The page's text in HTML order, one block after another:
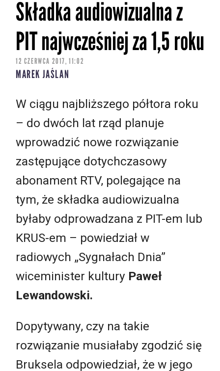
Składka audiowizualna z
PIT najwcześniej za 1,5 roku
12 CZERWCA 2017, 11:02
MAREK JAŚLAN
W ciągu najbliższego półtora roku
– do dwóch lat rząd planuje
wprowadzić nowe rozwiązanie
zastępujące dotychczasowy
abonament RTV, polegające na
tym, że składka audiowizualna
byłaby odprowadzana z PIT-em lub
KRUS-em – powiedział w
radiowych „Sygnałach Dnia”
wiceminister kultury Paweł
Lewandowski.
Dopytywany, czy na takie
rozwiązanie musiałaby zgodzić się
Bruksela odpowiedział, że w jego